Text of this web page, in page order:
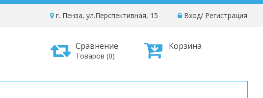
Вход/ Регистрация
г. Пенза, ул.Перспективная, 15
Корзина
Сравнение
Товаров (0)